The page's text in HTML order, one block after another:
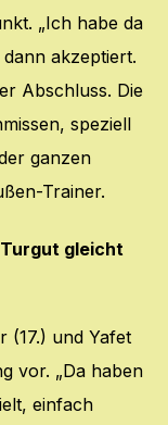
„Ich habe da
akzeptiert.
Abschluss. Die
speziell
ganzen
Trainer.
gleicht
(17.) und Yafet
vor. „Da haben
einfach